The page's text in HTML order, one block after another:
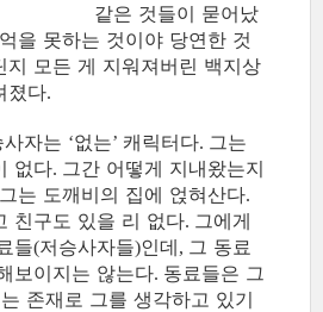
같은 것들이 묻어났
을 못하는 것이야 당연한 것
지 모든 게 지워져버린 백지상
졌다.
자는 ‘없는’ 캐릭터다. 그는
없다. 그간 어떻게 지내왔는지
그는 도깨비의 집에 얹혀산다.
친구도 있을 리 없다. 그에게
들(저승사자들)인데, 그 동료
보이지는 않는다. 동료들은 그
존재로 그를 생각하고 있기